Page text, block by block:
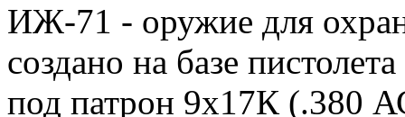
ИЖ-71 - оружие для
создано на базе
под патрон 9х17К (.380